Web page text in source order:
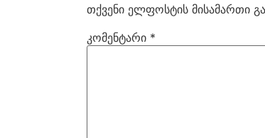
თქვენი ელფოსტის მისამართი
კომენტარი *